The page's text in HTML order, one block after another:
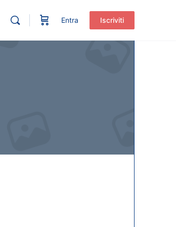
Entra Iscriviti